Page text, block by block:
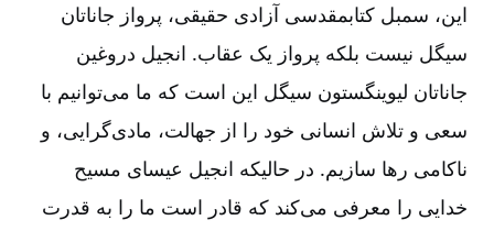
این، سمبل کتابمقدسی آزادی حقیقی، پرواز جاناتان
سیگل نیست بلکه پرواز یک عقاب. انجیل دروغین
جاناتان لیوینگستون سیگل این است که ما میتوانیم با
سعی و تلاش انسانی خود را از جهالت، مادیگرایی، و
ناکامی رها سازیم. در حالیکه انجیل عیسای مسیح
خدایی را معرفی میکند که قادر است ما را به قدرت